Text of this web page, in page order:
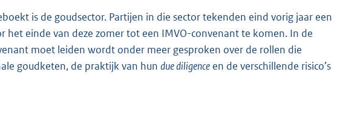
is de goudsector. Partijen in die sector tekenden eind vorig jaar een
het einde van deze zomer tot een IMVO-convenant te komen. In de
moet leiden wordt onder meer gesproken over de rollen die
goudketen, de praktijk van hun due diligence en de verschillende risico’s